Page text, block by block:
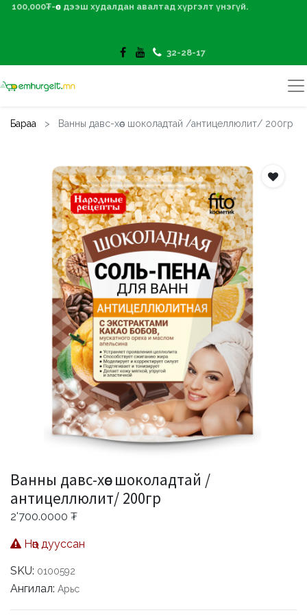
100,000₮-өөс дээш худалдан авалтад хүргэлт үнэгүй.
32-28-17
Бараа Ванны давс-хөөс шоколадтай /антицеллюлит/ 200гр
Ванны давс-хөөс шоколадтай /
антицеллюлит/ 200гр
2'700.0000 ₮
Нөөц дууссан
SKU: 0100592
Ангилал: Арьс